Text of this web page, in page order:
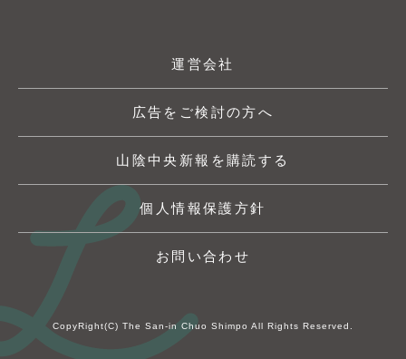
運営会社
広告をご検討の方へ
山陰中央新報を購読する
個人情報保護方針
お問い合わせ
CopyRight(C) The San-in Chuo Shimpo All Rights Reserved.